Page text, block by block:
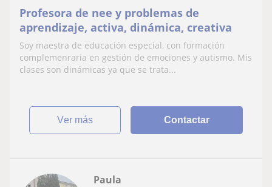
Profesora de nee y problemas de
aprendizaje, activa, dinámica, creativa
Soy maestra de educación especial, con formación
complemenraria en gestión de emociones y autismo. Mis
clases son dinámicas ya que se trata...
ver más Contactar
Paula